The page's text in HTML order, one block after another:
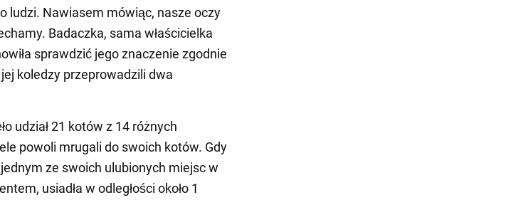
ludzi. Nawiasem mówiąc, nasze oczy
Badaczka, sama właścicielka
sprawdzić jego znaczenie zgodnie
koledzy przeprowadzili dwa
udział 21 kotów z 14 różnych
powoli mrugali do swoich kotów. Gdy
ze swoich ulubionych miejsc w
usiadła w odległości około 1